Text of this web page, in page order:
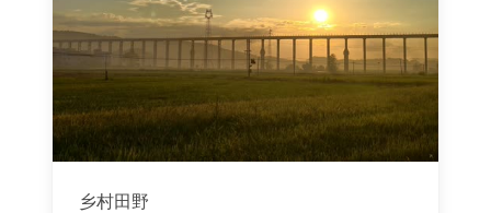
乡村田野